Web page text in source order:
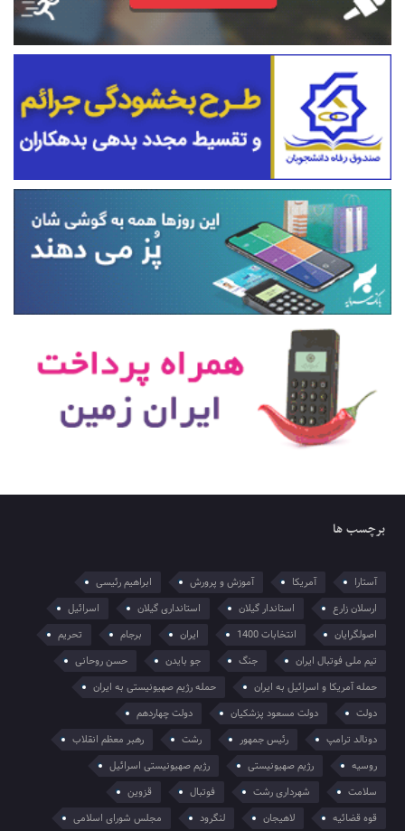
برچسب ها
آستارا آمریکا آموزش و پرورش
ابراهیم رئیسی
ارسلان زارع
استاندار گیلان استانداری گیلان
اسرائیل
اصولگرایان
انتخابات 1400 ایران برجام
تحریم
تیم ملی فوتبال ایران
جنگ جو بایدن
حسن روحانی
حمله آمریکا و اسرائیل به ایران
حمله رژیم صهیونیستی به ایران
دولت
دولت مسعود پزشکیان
دولت چهاردهم
دونالد ترامپ
رئیس جمهور رشت
رهبر معظم انقلاب
روسیه
رژیم صهیونیستی
رژیم صهیونیستی اسرائیل
سلامت
شهرداری رشت فوتبال
قزوین
قوه قضائیه
لاهیجان لنگرود مجلس شورای اسلامی